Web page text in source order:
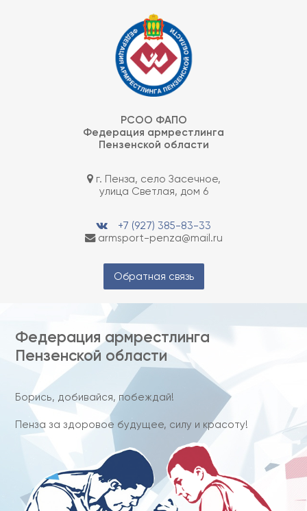
РСОО ФАПО
Федерация армрестлинга
Пензенской области
г. Пенза, село Засечное,
улица Светлая, дом 6
+7 (927) 385-83-33
armsport-penza@mail.ru
Обратная связь
Федерация армрестлинга
Пензенской области
Борись, добивайся, побеждай!
Пенза за здоровое будущее, силу и красоту!